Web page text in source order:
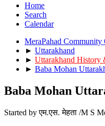
Home
Search
Calendar
MeraPahad
► Uttarakhand
► Uttarakhand History
► Baba Mohan
Baba Mohan
Started by एम.एस. मेहता /M S